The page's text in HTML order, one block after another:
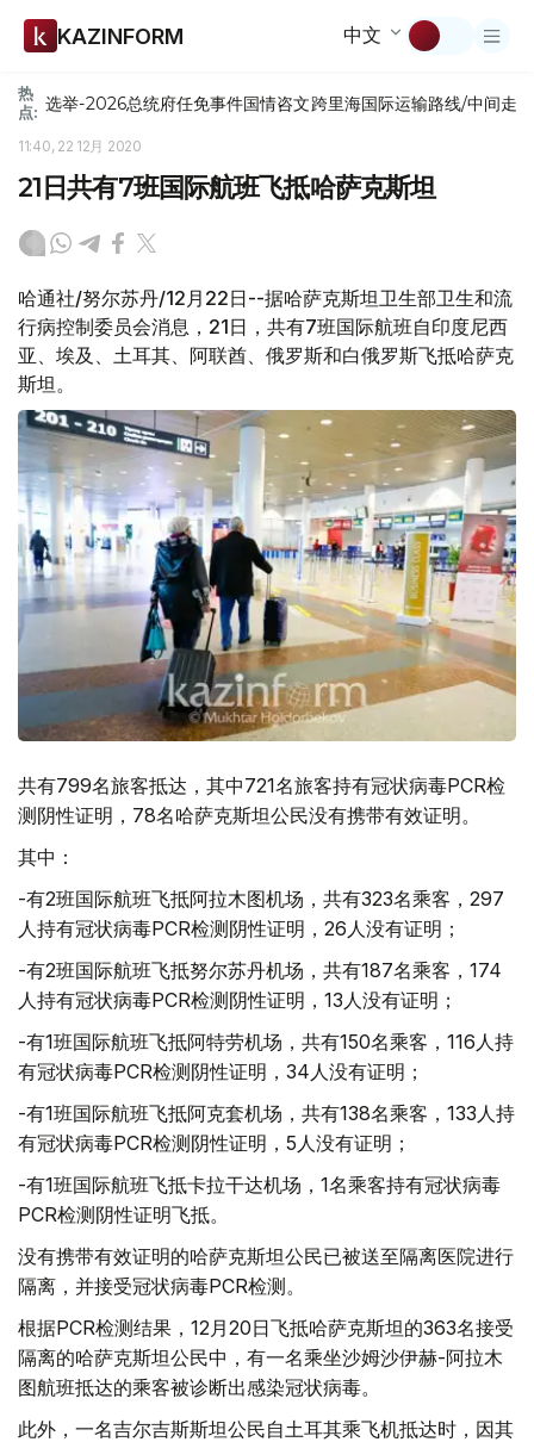
KAZINFORM 中文
热
点: 选举-2026总统府任免事件国情咨文跨里海国际运输路线/中间走廊
11:40, 22 12月 2020
21日共有7班国际航班飞抵哈萨克斯坦
哈通社/努尔苏丹/12月22日--据哈萨克斯坦卫生部卫生和流
行病控制委员会消息，21日，共有7班国际航班自印度尼西
亚、埃及、土耳其、阿联酋、俄罗斯和白俄罗斯飞抵哈萨克
斯坦。
共有799名旅客抵达，其中721名旅客持有冠状病毒PCR检
测阴性证明，78名哈萨克斯坦公民没有携带有效证明。
其中：
-有2班国际航班飞抵阿拉木图机场，共有323名乘客，297
人持有冠状病毒PCR检测阴性证明，26人没有证明；
-有2班国际航班飞抵努尔苏丹机场，共有187名乘客，174
人持有冠状病毒PCR检测阴性证明，13人没有证明；
-有1班国际航班飞抵阿特劳机场，共有150名乘客，116人持
有冠状病毒PCR检测阴性证明，34人没有证明；
-有1班国际航班飞抵阿克套机场，共有138名乘客，133人持
有冠状病毒PCR检测阴性证明，5人没有证明；
-有1班国际航班飞抵卡拉干达机场，1名乘客持有冠状病毒
PCR检测阴性证明飞抵。
没有携带有效证明的哈萨克斯坦公民已被送至隔离医院进行
隔离，并接受冠状病毒PCR检测。
根据PCR检测结果，12月20日飞抵哈萨克斯坦的363名接受
隔离的哈萨克斯坦公民中，有一名乘坐沙姆沙伊赫-阿拉木
图航班抵达的乘客被诊断出感染冠状病毒。
此外，一名吉尔吉斯斯坦公民自土耳其乘飞机抵达时，因其